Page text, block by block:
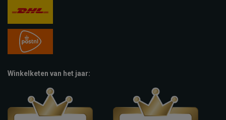
Winkelketen van het jaar: